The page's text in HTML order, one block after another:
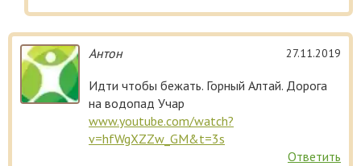
Антон 27.11.2019
Идти чтобы бежать. Горный Алтай. Дорога
на водопад Учар
www.youtube.com/watch?
v=hfWgXZZw_GM&t=3s
Ответить